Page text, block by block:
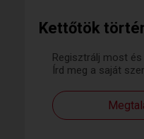
Kettőtök
Regisztrálj most
Írd meg a saját